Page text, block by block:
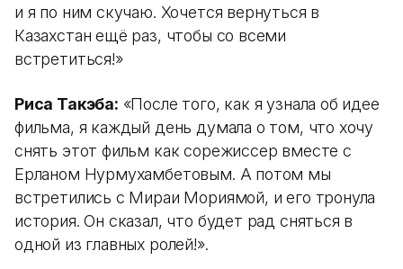
и я по ним скучаю. Хочется вернуться в
Казахстан ещё раз, чтобы со всеми
встретиться!»
Риса Такэба: «После того, как я узнала об идее
фильма, я каждый день думала о том, что хочу
снять этот фильм как сорежиссер вместе с
Ерланом Нурмухамбетовым. А потом мы
встретились с Мираи Мориямой, и его тронула
история. Он сказал, что будет рад сняться в
одной из главных ролей!».